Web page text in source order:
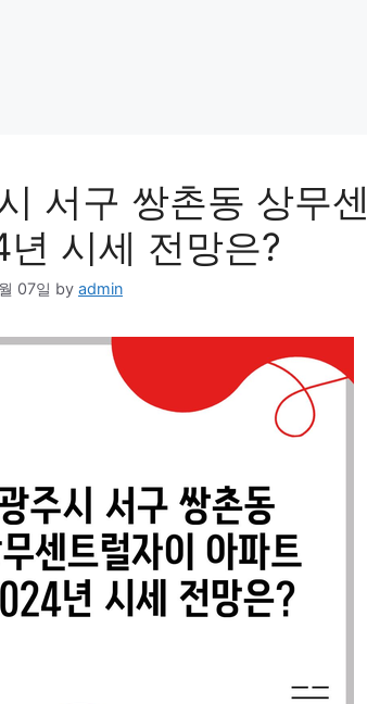
서구 쌍촌동 상무
시세 전망은?
07일 by admin